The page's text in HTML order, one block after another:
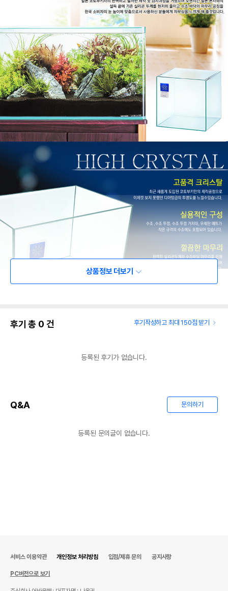
상품정보 더보기
후기 총 0 건 후기작성하고 최대 150점 받기
등록된 후기가 없습니다.
Q&A 문의하기
등록된 문의글이 없습니다.
서비스 이용약관 개인정보 처리방침 입점/제휴 문의 공지사항
PC버전으로 보기